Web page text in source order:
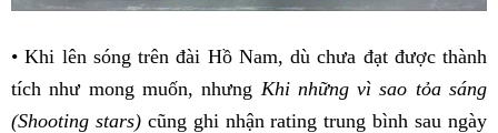
• Khi lên sóng trên đài Hồ Nam, dù chưa đạt được thành
tích như mong muốn, nhưng Khi những vì sao tỏa sáng
(Shooting stars)cũng ghi nhận rating trung bình sau ngày